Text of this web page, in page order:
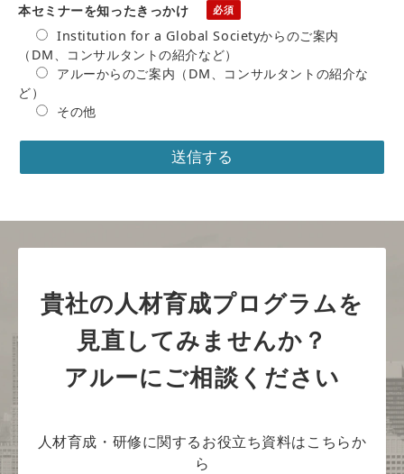
本セミナーを知ったきっかけ
Institution for a Global Societyからのご案内
（DM、コンサルタントの紹介など）
アルーからのご案内（DM、コンサルタントの紹介な
ど）
その他
貴社の人材育成プログラムを
見直してみませんか？
アルーにご相談ください
人材育成・研修に関するお役立ち資料はこちらか
ら